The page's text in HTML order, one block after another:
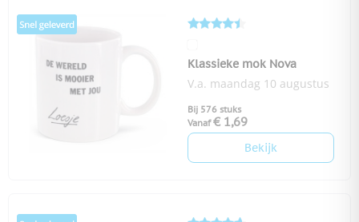
Klassieke mok Nova
V.a. maandag 10 augustus
Bij 576 stuks
Vanaf € 1,69
Bekijk